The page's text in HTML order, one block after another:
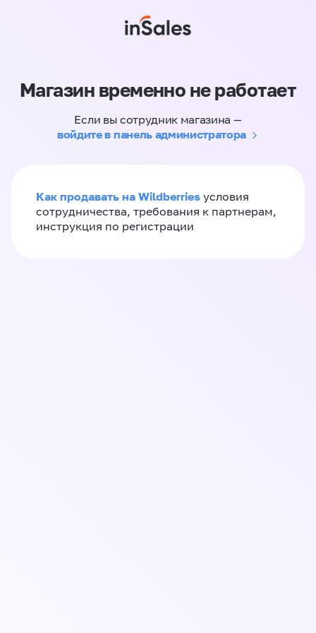
Магазин временно не работает
Если вы сотрудник магазина —
войдите в панель администратора
Как продавать на Wildberries условия
сотрудничества, требования к партнерам,
инструкция по регистрации